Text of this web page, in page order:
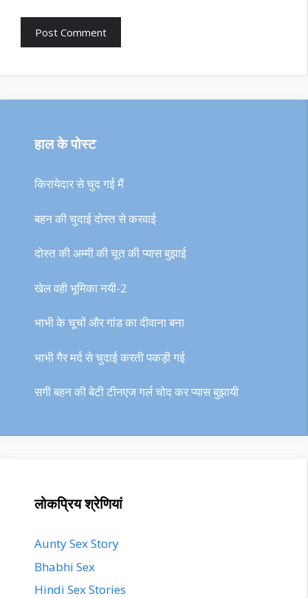
हाल के पोस्ट
किरायेदार से चुद गई मैं
बहन की चुदाई दोस्त से करवाई
दोस्त की अम्मी की चूत की प्यास बुझाई
खेल वही भूमिका नयी-2
भाभी के चूचों और गांड का दीवाना बना
भाभी गैर मर्द से चुदाई करती पकड़ी गई
सगी बहन की बेटी टीनएज गर्ल चोद कर प्यास बुझायी
लोकप्रिय श्रेणियां
Aunty Sex Story
Bhabhi Sex
Hindi Sex Stories